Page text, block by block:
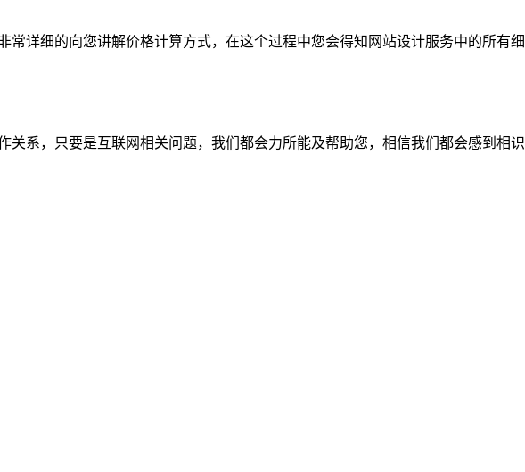
常详细的向您讲解价格计算方式，在这个过程中您会得知网站设计服务中的所有
关系，只要是互联网相关问题，我们都会力所能及帮助您，相信我们都会感到相